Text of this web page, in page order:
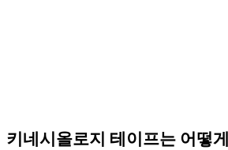
키네시올로지 테이프는 어떻